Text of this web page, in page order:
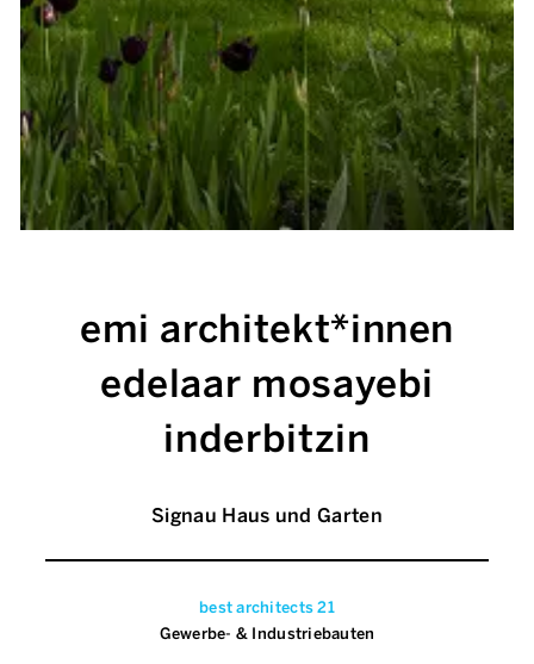
emi architekt*innen
edelaar mosayebi
inderbitzin
Signau Haus und Garten
best architects 21
Gewerbe- & Industriebauten